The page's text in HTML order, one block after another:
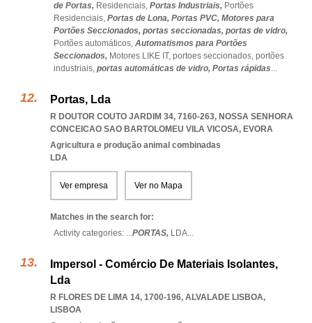
de Portas, Residenciais, Portas Industriais, Portões
Residenciais, Portas de Lona, Portas PVC, Motores para
Portões Seccionados, portas seccionadas, portas de vidro,
Portões automáticos, Automatismos para Portões
Seccionados, Motores LIKE IT, portoes seccionados, portões
industriais, portas automáticas de vidro, Portas rápidas...
Portas, Lda
R DOUTOR COUTO JARDIM 34, 7160-263, NOSSA SENHORA
CONCEICAO SAO BARTOLOMEU VILA VICOSA, EVORA
Agricultura e produção animal combinadas
LDA
Ver empresa Ver no Mapa
Matches in the search for:
Activity categories: ...PORTAS, LDA...
Impersol - Comércio De Materiais Isolantes,
Lda
R FLORES DE LIMA 14, 1700-196, ALVALADE LISBOA,
LISBOA